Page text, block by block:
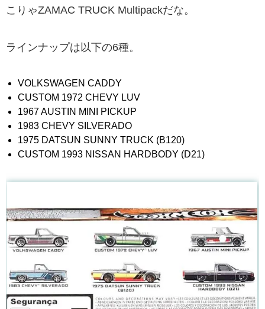
こりゃZAMAC TRUCK Multipackだな。
ラインナップは以下の6種。
VOLKSWAGEN CADDY
CUSTOM 1972 CHEVY LUV
1967 AUSTIN MINI PICKUP
1983 CHEVY SILVERADO
1975 DATSUN SUNNY TRUCK (B120)
CUSTOM 1993 NISSAN HARDBODY (D21)